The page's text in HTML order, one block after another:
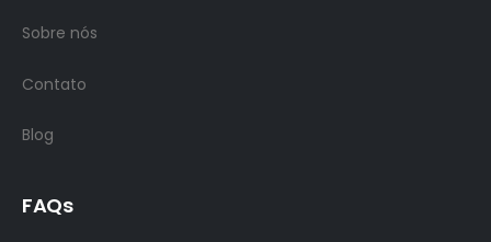
Sobre nós
Contato
Blog
FAQs